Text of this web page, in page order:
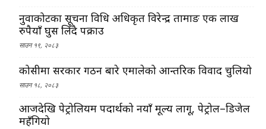
नुवाकोटका सूचना प्रविधि अधिकृत विरेन्द्र तामाङ एक लाख
रुपैयाँ घुस लिँदै पक्राउ
साउन १९, २०८३
कोसीमा सरकार गठन बारे एमालेको आन्तरिक विवाद चुलियो
साउन १८, २०८३
आजदेखि पेट्रोलियम पदार्थको नयाँ मूल्य लागू, पेट्रोल–डिजेल
महँगियो